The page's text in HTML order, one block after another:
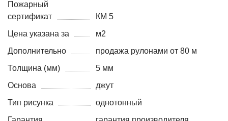
Пожарный
сертификат
КМ 5
Цена указана за
м2
Дополнительно
продажа рулонами от 80 м
Толщина (мм)
5 мм
Основа
джут
Тип рисунка
однотонный